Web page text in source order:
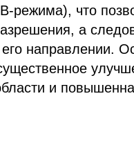
режима), что
а
направлении.
и